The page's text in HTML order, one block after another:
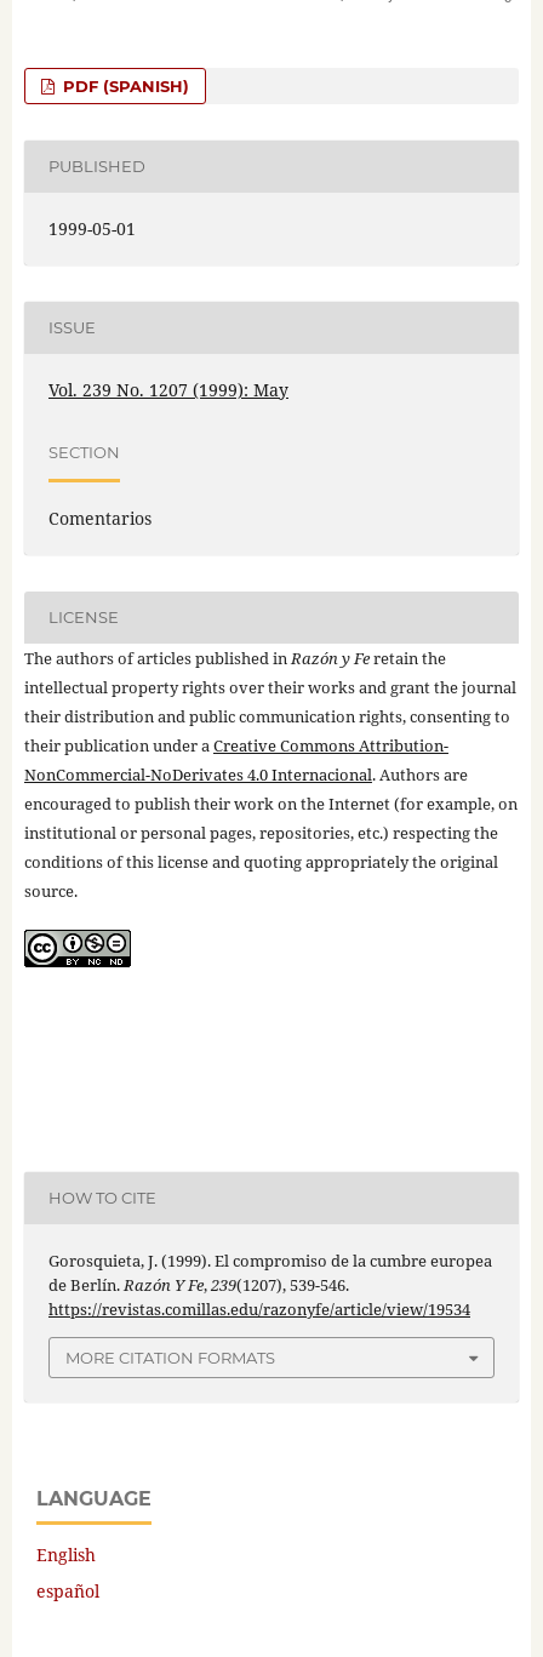
PDF (SPANISH)
PUBLISHED
1999-05-01
ISSUE
Vol. 239 No. 1207 (1999): May
SECTION
Comentarios
LICENSE
The authors of articles published inRazón y Feretain the
intellectual property rights over their works and grant the journal
their distribution and public communication rights, consenting to
their publication under aCreative Commons Attribution-
NonCommercial-NoDerivates 4.0 Internacional. Authors are
encouraged to publish their work on the Internet (for example, on
institutional or personal pages, repositories, etc.) respecting the
conditions of this license and quoting appropriately the original
source.
HOW TO CITE
Gorosquieta, J. (1999). El compromiso de la cumbre europea
de Berlín.Razón Y Fe,239(1207), 539-546.
https://revistas.comillas.edu/razonyfe/article/view/19534
MORE CITATION FORMATS
LANGUAGE
English
español